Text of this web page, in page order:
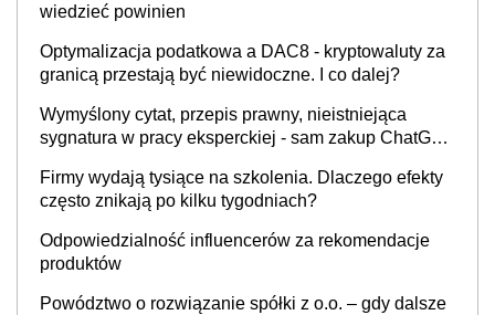
wiedzieć powinien
Optymalizacja podatkowa a DAC8 - kryptowaluty za
granicą przestają być niewidoczne. I co dalej?
Wymyślony cytat, przepis prawny, nieistniejąca
sygnatura w pracy eksperckiej - sam zakup ChatGPT
Firmy wydają tysiące na szkolenia. Dlaczego efekty
często znikają po kilku tygodniach?
Odpowiedzialność influencerów za rekomendacje
produktów
Powództwo o rozwiązanie spółki z o.o. – gdy dalsze